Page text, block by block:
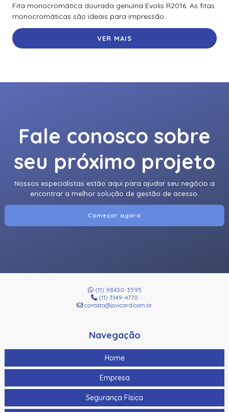
Fita monocromática dourada genuína Evolis R2016. As fitas
monocromáticas são ideais para impressão...
VER MAIS
Fale conosco sobre
seu próximo projeto
Nossos especialistas estão aqui para ajudar seu negócio a
encontrar a melhor solução de gestão de acesso.
Começar agora
(11) 98430-3595
(11) 3149-4770
contato@jovicard.com.br
Navegação
Home
Empresa
Segurança Física